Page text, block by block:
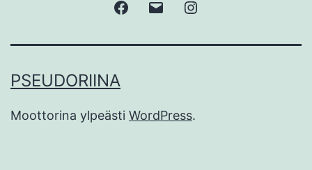
FacebookSähköposti
PSEUDORIINA
Moottorina ylpeästi WordPress.